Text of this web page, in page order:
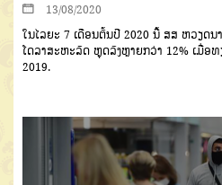
13/08/2020
ໃນໄລຍະ 7 ເດືອນຕົ້ນປີ 2020 ນີ້ ສສ ຫວຽດ
ໂດລາສະຫະລັດ ຫຼຸດລົງຫຼາຍກວ່າ 12% ເມື່ອທ
2019.